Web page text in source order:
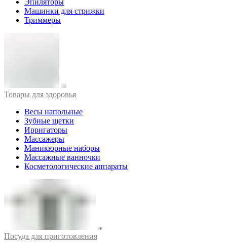
Машинки для стрижки
Триммеры
Товары для здоровья
Весы напольные
Зубные щетки
Ирригаторы
Массажеры
Маникюрные наборы
Массажные ванночки
Косметологические аппараты
Посуда для приготовления